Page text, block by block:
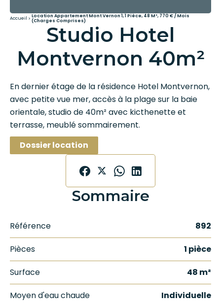
Accueil
Location Appartement Mont Vernon 1, 1 Pièce, 48 M², 770 € / Mois
(Charges Comprises)
Studio Hotel
Montvernon 40m²
En dernier étage de la résidence Hotel Montvernon,
avec petite vue mer, accès à la plage sur la baie
orientale, studio de 40m² avec kicthenette et
terrasse, meublé sommairement.
Dossier location
Sommaire
Référence 892
Pièces 1 pièce
Surface 48 m²
Moyen d'eau chaude Individuelle